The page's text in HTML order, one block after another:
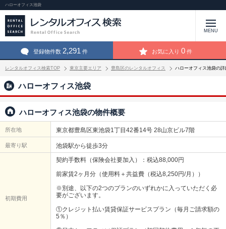
ハローオフィス池袋
MENU
登録物件数 2,291 件 お気に入り 0 件
レンタルオフィス検索TOP 東京主要エリア 豊島区のレンタルオフィス ハローオフィス池袋の詳
ハローオフィス池袋
ハローオフィス池袋の物件概要
所在地 東京都豊島区東池袋1丁目42番14号 28山京ビル7階
最寄り駅 池袋駅から徒歩3分
初期費用
契約手数料（保険会社要加入）：税込88,000円
前家賃2ヶ月分（使用料＋共益費（税込8,250円/月））
※別途、以下の2つのプランのいずれかに入っていただく必
要がございます。
①クレジット払い賃貸保証サービスプラン（毎月ご請求額の
5％）